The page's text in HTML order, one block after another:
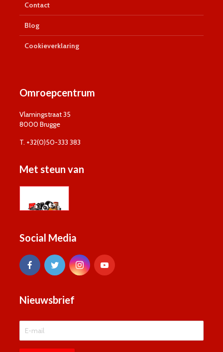
Contact
Blog
Cookieverklaring
Omroepcentrum
Vlamingstraat 35
8000 Brugge
T. +32(0)50-333 383
Met steun van
Social Media
Nieuwsbrief